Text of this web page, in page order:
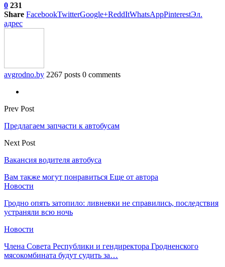
0 231
Share FacebookTwitterGoogle+ReddItWhatsAppPinterestЭл.
адрес
avgrodno.by 2267 posts 0 comments
Prev Post
Предлагаем запчасти к автобусам
Next Post
Вакансия водителя автобуса
Вам также могут понравиться Еще от автора
Новости
Гродно опять затопило: ливневки не справились, последствия
устраняли всю ночь
Новости
Члена Совета Республики и гендиректора Гродненского
мясокомбината будут судить за…